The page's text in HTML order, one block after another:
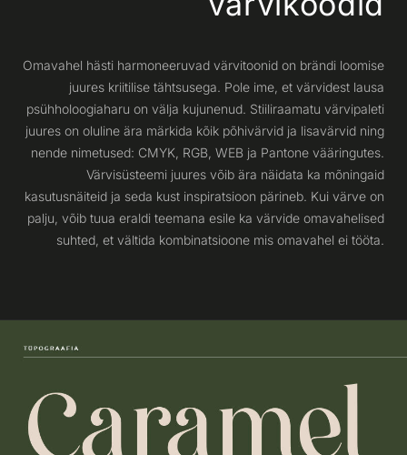
Omavahel hästi harmoneeruvad värvitoonid on brändi loomise
juures kriitilise tähtsusega. Pole ime, et värvidest lausa
psühholoogiaharu on välja kujunenud. Stiiliraamatu värvipaleti
juures on oluline ära märkida kõik põhivärvid ja lisavärvid ning
nende nimetused: CMYK, RGB, WEB ja Pantone vääringutes.
Värvisüsteemi juures võib ära näidata ka mõningaid
kasutusnäiteid ja seda kust inspiratsioon pärineb. Kui värve on
palju, võib tuua eraldi teemana esile ka värvide omavahelised
suhted, et vältida kombinatsioone mis omavahel ei tööta.